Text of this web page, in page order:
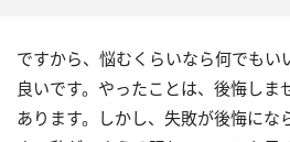
ですから、悩むくらいなら何でもい
良いです。やったことは、後悔しま
あります。しかし、失敗が後悔にな